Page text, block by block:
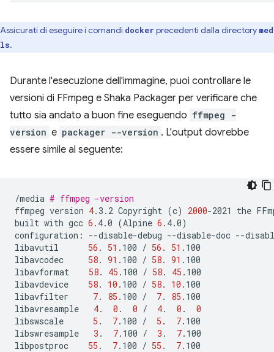
Assicurati di eseguire i comandi docker precedenti dalla directory
.
Durante l'esecuzione dell'immagine, puoi controllare le
versioni di FFmpeg e Shaka Packager per verificare che
tutto sia andato a buon fine eseguendo ffmpeg -
version e packager --version . L'output dovrebbe
essere simile al seguente:
/media # ffmpeg -version
ffmpeg version 4.3.2 Copyright (c) 2000-2021 the
built with gcc 6 .4.0 (Alpine 6 .4.0)
configuration:
--disable-debug --disable-doc --
libavutil
56 . 51 .100 / 56 . 51 .100
libavcodec
58. 91 .100 / 58. 91 .100
libavformat
58. 45 .100 / 58. 45 .100
libavdevice
58. 10 .100 / 58. 10 .100
libavfilter
7. 85 .100 / 7. 85 .100
libavresample
4. 0 . 0 / 4. 0 .
0
libswscale
5 . 7.100 / 5 . 7.100
libswresample
3 . 7.100 / 3 . 7.100
libpostproc
55 . 7.100 / 55 . 7